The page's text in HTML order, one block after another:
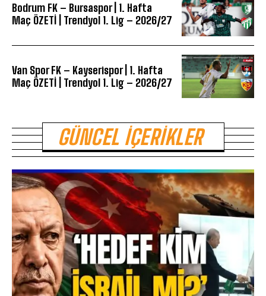
Bodrum FK – Bursaspor | 1. Hafta
Maç ÖZETİ | Trendyol 1. Lig – 2026/27
Van Spor FK – Kayserispor | 1. Hafta
Maç ÖZETİ | Trendyol 1. Lig – 2026/27
GÜNCEL İÇERIKLER